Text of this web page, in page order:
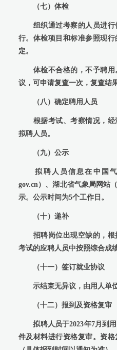
（七）体检
组织通过考察的人员进行
行。体检项目和标准参照现
定。
体检不合格的，不予聘用
议，可申请复查一次，复查结
（八）确定聘用人员
根据考试、考察情况，经
拟聘人员。
（九）公示
拟聘人员信息在中国气
gov.cn）、湖北省气象局网站
示。公示时间为5个工作日。
（十）递补
招聘岗位出现空缺的，根
考试的应聘人员中按照综合成
（十一）签订就业协议
示结束无异议，由用人单位
（十二）报到及资格复审
拟聘人员于2023年7月到用
件及材料进行资格复审。资